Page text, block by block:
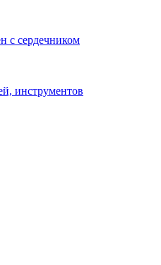
с сердечником
инструментов